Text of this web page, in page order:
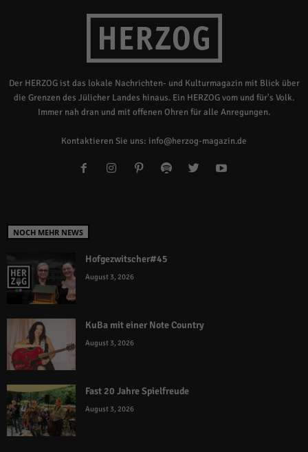
Der HERZOG ist das lokale Nachrichten- und Kulturmagazin mit Blick über
die Grenzen des Jülicher Landes hinaus. Ein HERZOG vom und für's Volk.
Immer nah dran und mit offenen Ohren für alle Anregungen.
Kontaktieren Sie uns: info@herzog-magazin.de
NOCH MEHR NEWS
Hofgezwitscher#45
August 3, 2026
KuBa mit einer Note Country
August 3, 2026
Fast 20 Jahre Spielfreude
August 3, 2026